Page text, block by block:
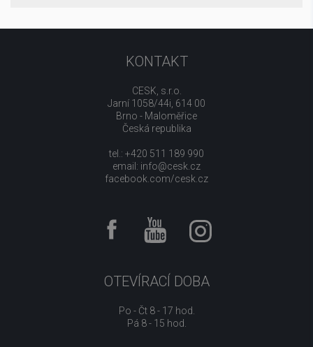
KONTAKT
CESK, s.r.o.
Jarní 1058/44i, 614 00
Brno - Maloměřice
Česká republika
tel.: +420 511 189 990
email: info@cesk.cz
facebook.com/cesk.cz
OTEVÍRACÍ DOBA
Po - Čt 8 - 17 hod.
Pá 8 - 15 hod.